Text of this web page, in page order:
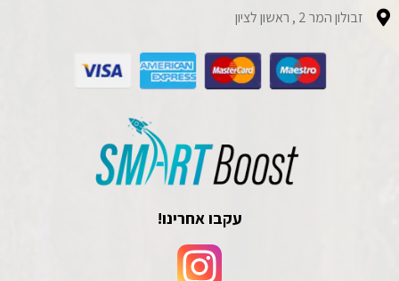
זבולון המר 2 , ראשון לציון
עקבו אחרינו!